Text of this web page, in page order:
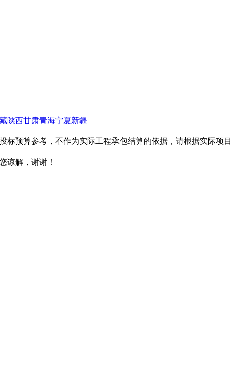
陕西甘肃青海宁夏新疆
预算参考，不作为实际工程承包结算的依据，请根据实际项目
谅解，谢谢！